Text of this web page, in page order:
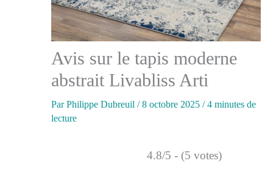
Avis sur le tapis moderne
abstrait Livabliss Arti
ParPhilippe Dubreuil /8 octobre 2025 /4 minutes de
lecture
4.8/5 - (5 votes)